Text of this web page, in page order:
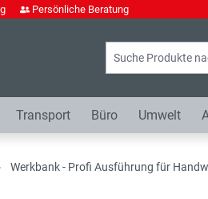
Persönliche Beratung
Transport Büro Umwelt
Werkbank - Profi Ausführung für